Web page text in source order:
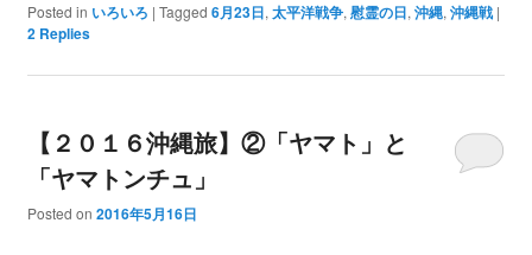
Posted in いろいろ | Tagged 6月23日, 太平洋戦争, 慰霊の日, 沖縄, 沖縄戦 |
2Replies
【２０１６沖縄旅】②「ヤマト」と
「ヤマトンチュ」
Posted on 2016年5月16日